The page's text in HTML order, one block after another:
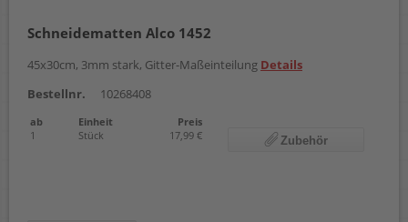
Schneidematten Alco 1452
45x30cm, 3mm stark, Gitter-Maßeinteilung Details
Bestellnr.
10268408
ab Einheit
Preis
1
Stück 17,99 € Zubehör